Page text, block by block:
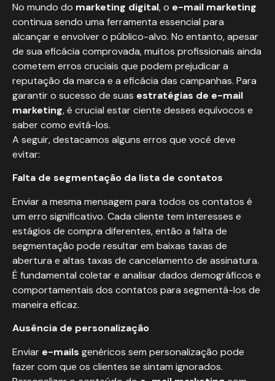
No mundo do marketing digital, o e-mail marketing
continua sendo uma ferramenta essencial para
alcançar e envolver o público-alvo. No entanto, apesar
de sua eficácia comprovada, muitos profissionais ainda
cometem erros cruciais que podem prejudicar a
reputação da marca e a eficácia das campanhas. Para
garantir o sucesso de suas estratégias de e-mail
marketing, é crucial estar ciente desses equívocos e
saber como evitá-los.
A seguir, destacamos alguns erros que você deve
evitar:
Falta de segmentação da lista de contatos
Enviar a mesma mensagem para todos os contatos é
um erro significativo. Cada cliente tem interesses e
estágios de compra diferentes, então a falta de
segmentação pode resultar em baixas taxas de
abertura e altas taxas de cancelamento de assinatura.
É fundamental coletar e analisar dados demográficos e
comportamentais dos contatos para segmentá-los de
maneira eficaz.
Ausência de personalização
Enviar e-mails genéricos sem personalização pode
fazer com que os clientes se sintam ignorados.